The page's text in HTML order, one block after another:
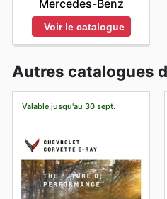
Mercedes-Benz
Voir le catalogue
Autres catalogues
Valable jusqu'au 30 sept.